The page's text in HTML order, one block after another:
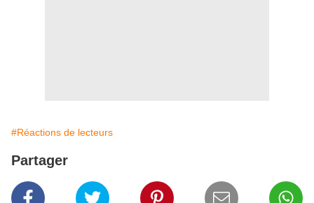
#Réactions de lecteurs
Partager